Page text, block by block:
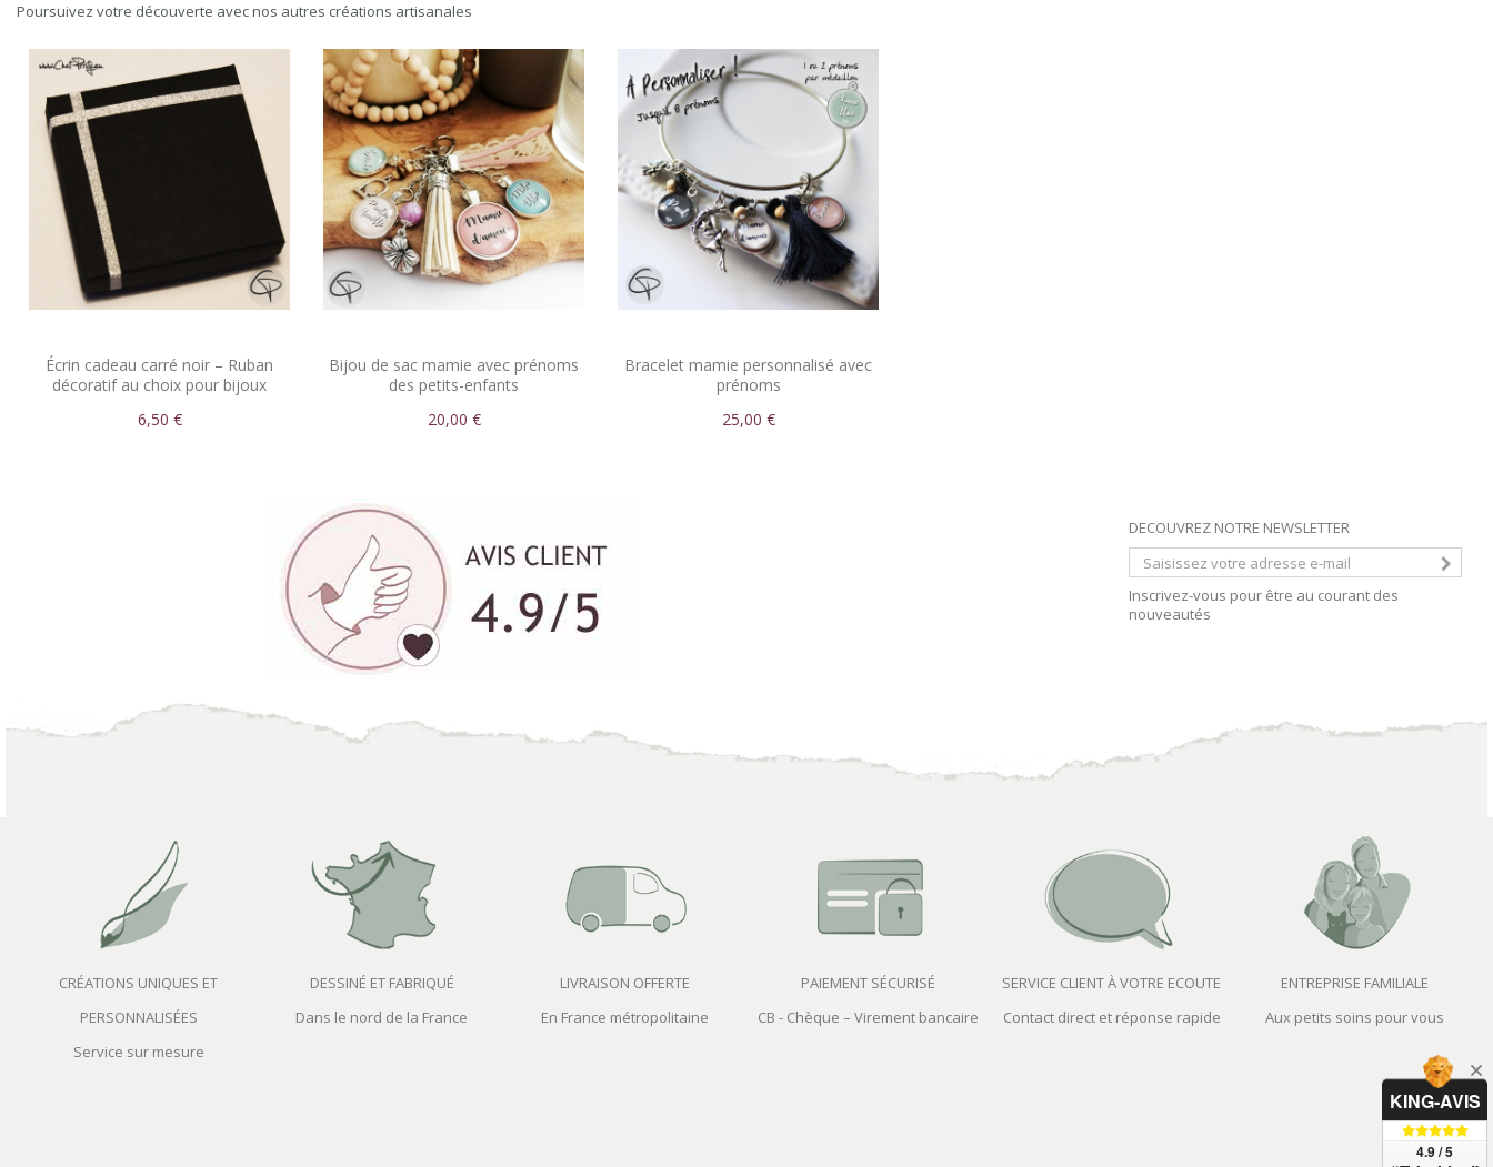
Poursuivez votre découverte avec nos autres créations artisanales
Écrin cadeau carré noir – Ruban
décoratif au choix pour bijoux
6,50 €
Bijou de sac mamie avec prénoms
des petits-enfants
20,00 €
Bracelet mamie personnalisé avec
prénoms
25,00 €
DECOUVREZ NOTRE NEWSLETTER
Inscrivez-vous pour être au courant des
nouveautés
CRÉATIONS UNIQUES ET
PERSONNALISÉES
Service sur mesure
DESSINÉ ET FABRIQUÉ
Dans le nord de la France
LIVRAISON OFFERTE
En France métropolitaine
PAIEMENT SÉCURISÉ
CB - Chèque – Virement bancaire
SERVICE CLIENT À VOTRE ECOUTE
Contact direct et réponse rapide
ENTREPRISE FAMILIALE
Aux petits soins pour vous
KING-AVIS
4.9 / 5